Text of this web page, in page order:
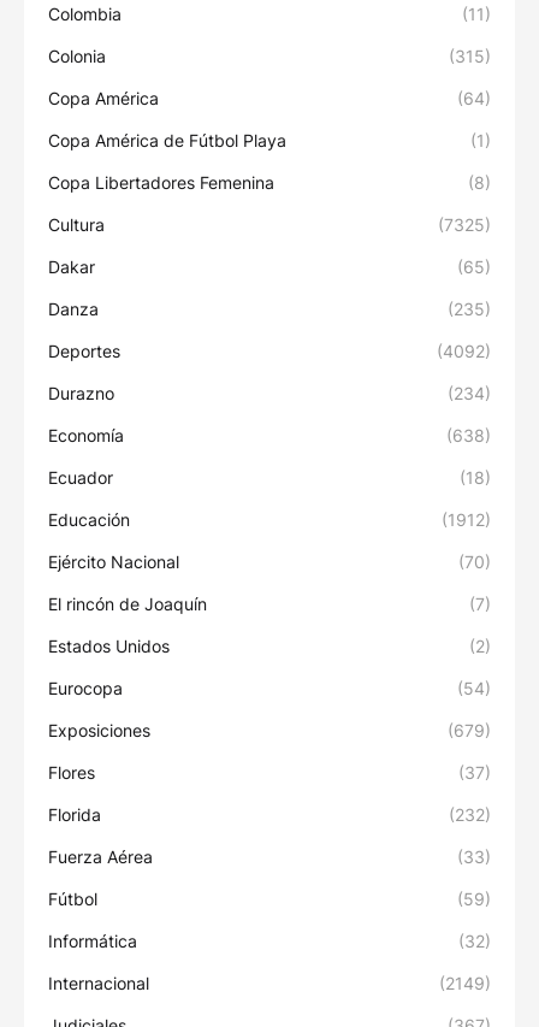
Colombia (11)
Colonia (315)
Copa América (64)
Copa América de Fútbol Playa (1)
Copa Libertadores Femenina (8)
Cultura (7325)
Dakar (65)
Danza (235)
Deportes (4092)
Durazno (234)
Economía (638)
Ecuador (18)
Educación (1912)
Ejército Nacional (70)
El rincón de Joaquín (7)
Estados Unidos (2)
Eurocopa (54)
Exposiciones (679)
Flores (37)
Florida (232)
Fuerza Aérea (33)
Fútbol (59)
Informática (32)
Internacional (2149)